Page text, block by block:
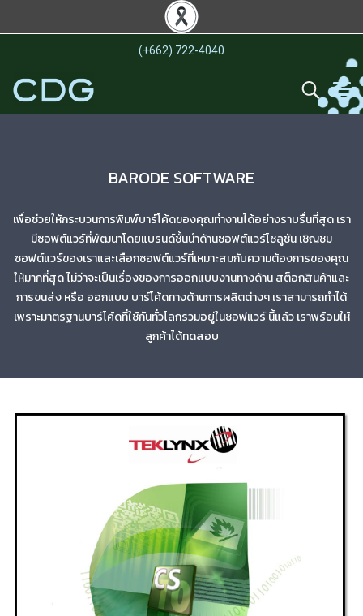
(+662) 722-4040
BARODE SOFTWARE
เพื่อช่วยให้กระบวนการพิมพ์บาร์โค้ดของคุณทำงานได้อย่างราบรื่นที่สุด เรา
มีซอฟต์แวร์ที่พัฒนาโดยแบรนด์ชั้นนำด้านซอฟต์แวร์โซลูชัน เชิญชม
ซอฟต์แวร์ของเราและเลือกซอฟต์แวร์ที่เหมาะสมกับความต้องการของคุณ
ให้มากที่สุด ไม่ว่าจะเป็นเรื่องของการออกแบบงานทางด้าน สต็อกสินค้าและ
การขนส่ง หรือ ออกแบบ บาร์โค้ดทางด้านการผลิตต่างๆ เราสามารถทำได้
เพราะมาตรฐานบาร์โค้ดที่ใช้กันทั่วโลกรวมอยู่ในซอฟแวร์ นี้แล้ว เราพร้อมให้
ลูกค้าได้ทดสอบ